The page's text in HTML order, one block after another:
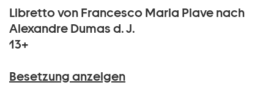
Libretto von Francesco Maria Piave nach
Alexandre Dumas d. J.
13+
Besetzung anzeigen